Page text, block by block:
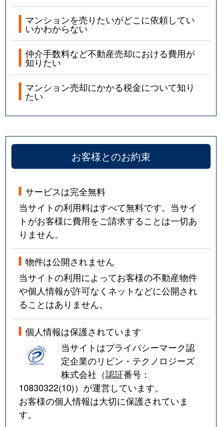
マンションを売りたいがどこに依頼してい
いかわからない
仲介手数料など不動産売却における費用が
知りたい
マンション売却にかかる税金について知り
たい
お客様とのお約束
サービスは完全無料
当サイトの利用料はすべて無料です。当サイ
トがお客様に費用をご請求することは一切あ
りません。
物件は公開されません
当サイトの利用によってお客様の不動産物件
や個人情報が許可なくネットなどに公開され
ることはありません。
個人情報は保護されています
当サイトはプライバシーマーク認
定企業のリビン・テクノロジーズ
株式会社（認証番号：
10830322(10)）が運営しています。
お客様の個人情報は大切に保護されていま
す。